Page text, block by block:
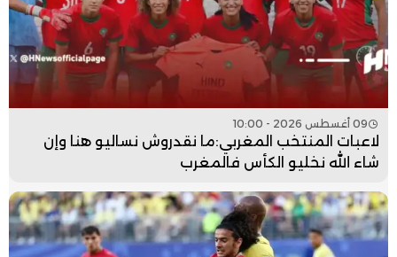
09 أغسطس 2026 - 10:00
لاعبات المنتخب المغربي:ما نقدروش نساليو هنا وإن
شاء الله نخليو الكأس فالمغرب